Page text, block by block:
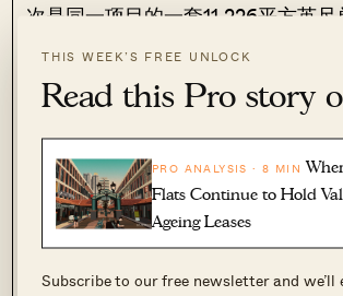
THIS WEEK’S FREE UNLOCK
Read this Pro story
PRO ANALYSIS · 8 MIN
Flats Continue to Hold
Ageing Leases
Subscribe to our free newsletter and we’ll
次是同一项目的一套11,226平方英
年以$68 million（$6,057 psf）成交
总体而言，鉴于新加坡豪华非有地项
及其作为“战利品资产”对超高净值
这些新永久产权项目的购买需求多年
定。